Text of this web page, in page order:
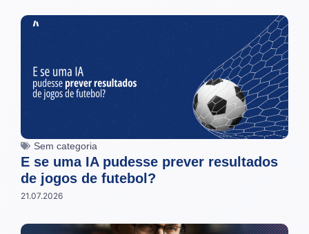
Sem categoria
E se uma IA pudesse prever resultados
de jogos de futebol?
21.07.2026